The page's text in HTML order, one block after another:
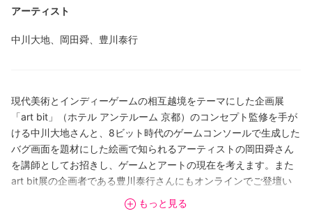
アーティスト
中川大地、岡田舜、豊川泰行
現代美術とインディーゲームの相互越境をテーマにした企画展
「art bit」（ホテル アンテルーム 京都）のコンセプト監修を手が
ける中川大地さんと、8ビット時代のゲームコンソールで生成した
バグ画面を題材にした絵画で知られるアーティストの岡田舜さん
を講師としてお招きし、ゲームとアートの現在を考えます。また
art bit展の企画者である豊川泰行さんにもオンラインでご登壇い
もっと見る